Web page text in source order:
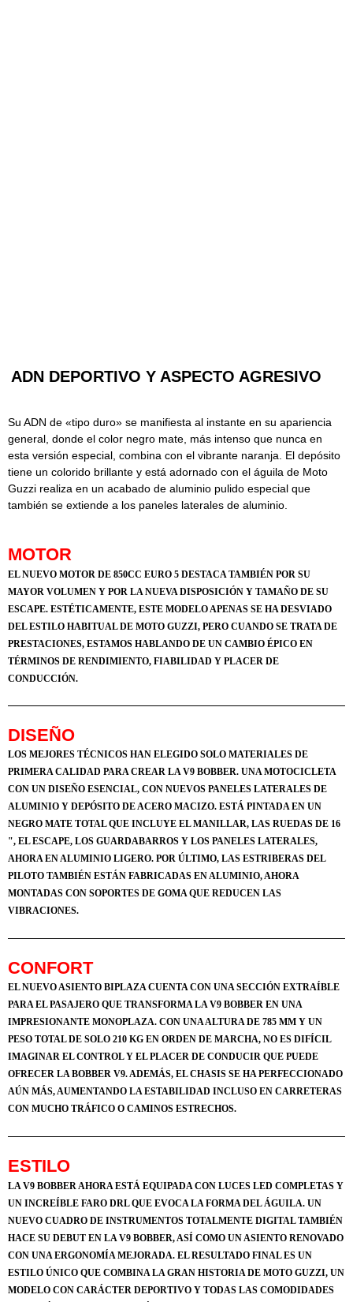
ADN DEPORTIVO Y ASPECTO AGRESIVO
Su ADN de «tipo duro» se manifiesta al instante en su apariencia
general, donde el color negro mate, más intenso que nunca en
esta versión especial, combina con el vibrante naranja. El depósito
tiene un colorido brillante y está adornado con el águila de Moto
Guzzi realiza en un acabado de aluminio pulido especial que
también se extiende a los paneles laterales de aluminio.
MOTOR
EL NUEVO MOTOR DE 850CC EURO 5 DESTACA TAMBIÉN POR SU
MAYOR VOLUMEN Y POR LA NUEVA DISPOSICIÓN Y TAMAÑO DE SU
ESCAPE. ESTÉTICAMENTE, ESTE MODELO APENAS SE HA DESVIADO
DEL ESTILO HABITUAL DE MOTO GUZZI, PERO CUANDO SE TRATA DE
PRESTACIONES, ESTAMOS HABLANDO DE UN CAMBIO ÉPICO EN
TÉRMINOS DE RENDIMIENTO, FIABILIDAD Y PLACER DE
CONDUCCIÓN.
DISEÑO
LOS MEJORES TÉCNICOS HAN ELEGIDO SOLO MATERIALES DE
PRIMERA CALIDAD PARA CREAR LA V9 BOBBER. UNA MOTOCICLETA
CON UN DISEÑO ESENCIAL, CON NUEVOS PANELES LATERALES DE
ALUMINIO Y DEPÓSITO DE ACERO MACIZO. ESTÁ PINTADA EN UN
NEGRO MATE TOTAL QUE INCLUYE EL MANILLAR, LAS RUEDAS DE 16
", EL ESCAPE, LOS GUARDABARROS Y LOS PANELES LATERALES,
AHORA EN ALUMINIO LIGERO. POR ÚLTIMO, LAS ESTRIBERAS DEL
PILOTO TAMBIÉN ESTÁN FABRICADAS EN ALUMINIO, AHORA
MONTADAS CON SOPORTES DE GOMA QUE REDUCEN LAS
VIBRACIONES.
CONFORT
EL NUEVO ASIENTO BIPLAZA CUENTA CON UNA SECCIÓN EXTRAÍBLE
PARA EL PASAJERO QUE TRANSFORMA LA V9 BOBBER EN UNA
IMPRESIONANTE MONOPLAZA. CON UNA ALTURA DE 785 MM Y UN
PESO TOTAL DE SOLO 210 KG EN ORDEN DE MARCHA, NO ES DIFÍCIL
IMAGINAR EL CONTROL Y EL PLACER DE CONDUCIR QUE PUEDE
OFRECER LA BOBBER V9. ADEMÁS, EL CHASIS SE HA PERFECCIONADO
AÚN MÁS, AUMENTANDO LA ESTABILIDAD INCLUSO EN CARRETERAS
CON MUCHO TRÁFICO O CAMINOS ESTRECHOS.
ESTILO
LA V9 BOBBER AHORA ESTÁ EQUIPADA CON LUCES LED COMPLETAS Y
UN INCREÍBLE FARO DRL QUE EVOCA LA FORMA DEL ÁGUILA. UN
NUEVO CUADRO DE INSTRUMENTOS TOTALMENTE DIGITAL TAMBIÉN
HACE SU DEBUT EN LA V9 BOBBER, ASÍ COMO UN ASIENTO RENOVADO
CON UNA ERGONOMÍA MEJORADA. EL RESULTADO FINAL ES UN
ESTILO ÚNICO QUE COMBINA LA GRAN HISTORIA DE MOTO GUZZI, UN
MODELO CON CARÁCTER DEPORTIVO Y TODAS LAS COMODIDADES